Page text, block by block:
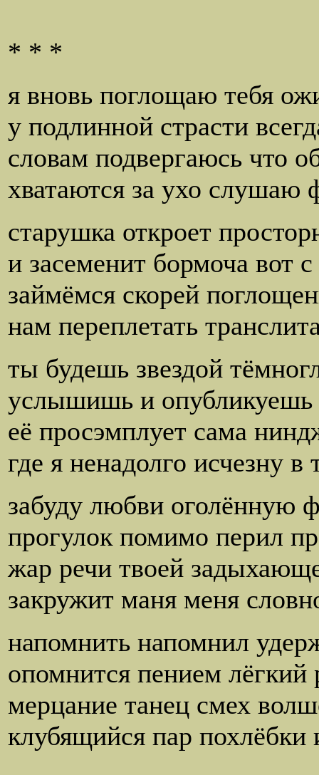
* * *
я вновь поглощаю тебя
у подлинной страсти
словам подвергаюсь что
хватаются за ухо слушаю
старушка откроет
и засеменит бормоча вот
займёмся скорей
нам переплетать
ты будешь звездой
услышишь и опубликуешь
её просэмплует сама
где я ненадолго исчезну в
забуду любви оголённую
прогулок помимо перил
жар речи твоей
закружит маня меня
напомнить напомнил
опомнится пением лёгкий
мерцание танец смех
клубящийся пар